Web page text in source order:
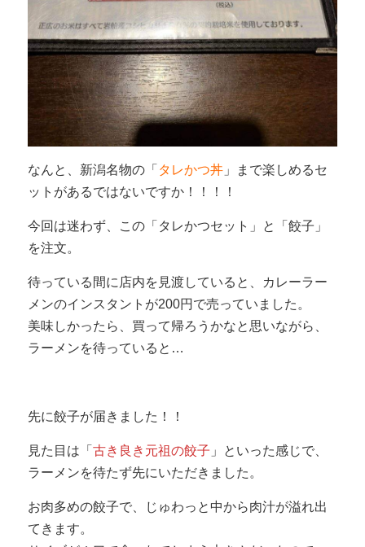
なんと、新潟名物の「 タレかつ丼」まで楽しめるセ
ットがあるではないですか！！！！
今回は迷わず、この「タレかつセット」と「餃子」
を注文。
待っている間に店内を見渡していると、カレーラー
メンのインスタントが200円で売っていました。
美味しかったら、買って帰ろうかなと思いながら、
ラーメンを待っていると…
先に餃子が届きました！！
見た目は「 古き良き元祖の餃子 」といった感じで、
ラーメンを待たず先にいただきました。
お肉多めの餃子で、 じゅわっと 中から肉汁が溢れ出
てきます。